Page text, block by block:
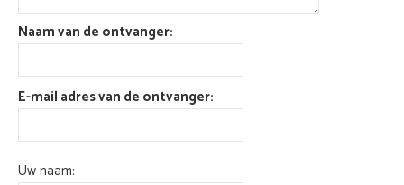
Naam van de ontvanger:
E-mail adres van de ontvanger:
Uw naam: